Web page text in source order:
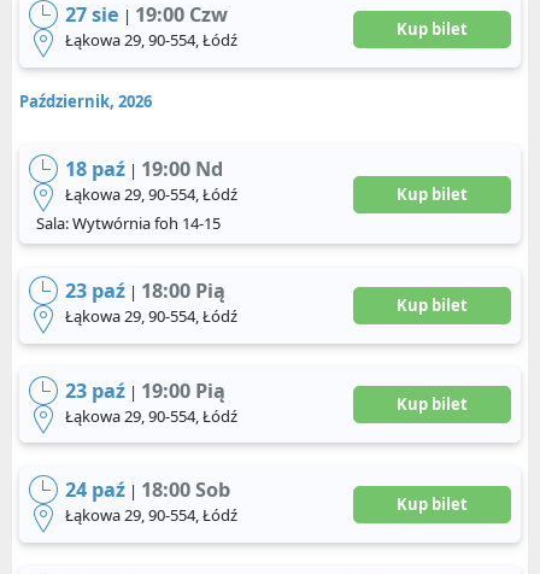
27 sie | 19:00 Czw
Łąkowa 29, 90-554, Łódź
Kup bilet
Październik, 2026
18 paź | 19:00 Nd
Łąkowa 29, 90-554, Łódź
Sala: Wytwórnia foh 14-15
Kup bilet
23 paź | 18:00 Pią
Łąkowa 29, 90-554, Łódź
Kup bilet
23 paź | 19:00 Pią
Łąkowa 29, 90-554, Łódź
Kup bilet
24 paź | 18:00 Sob
Łąkowa 29, 90-554, Łódź
Kup bilet